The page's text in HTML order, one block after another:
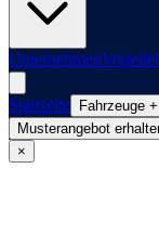
UnternehmenVorteile
Startseite Fahrzeuge +
Musterangebot
×